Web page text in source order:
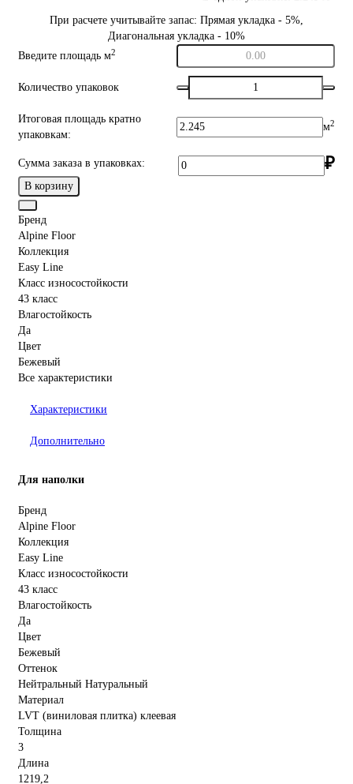
При расчете учитывайте запас: Прямая укладка - 5%,
Диагональная укладка - 10%
Введите площадь м2
Количество упаковок
Итоговая площадь кратно
упаковкам:
м2
Сумма заказа в упаковках: ₽
В корзину
Бренд
Alpine Floor
Коллекция
Easy Line
Класс износостойкости
43 класс
Влагостойкость
Да
Цвет
Бежевый
Все характеристики
Характеристики
Дополнительно
Для наполки
Бренд
Alpine Floor
Коллекция
Easy Line
Класс износостойкости
43 класс
Влагостойкость
Да
Цвет
Бежевый
Оттенок
Нейтральный Натуральный
Материал
LVT (виниловая плитка) клеевая
Толщина
3
Длина
1219,2